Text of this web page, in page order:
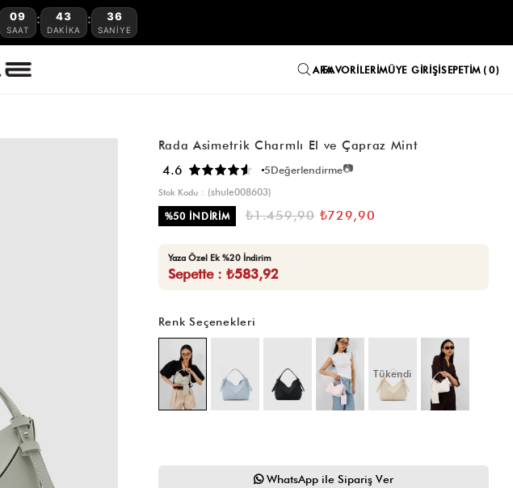
09
SAAT
: 43
DAKIKA
: 35
SANIYE
FAVORILERIMÜYE GIRIŞISEPETIM 0
Rada Asimetrik Charmlı El ve Çapraz Mint
4.6 5Değerlendirme📷
Stok Kodu
(shule008603)
%50İNDIRIM ₺1.459,90 ₺729,90
Yaza Özel Ek %20 İndirim
Sepette : ₺583,92
Renk Seçenekleri
Tükendi
WhatsApp ile Sipariş Ver